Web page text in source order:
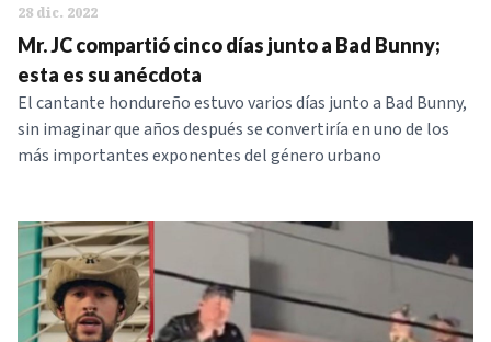
28 dic. 2022
Mr. JC compartió cinco días junto a Bad Bunny;
esta es su anécdota
El cantante hondureño estuvo varios días junto a Bad Bunny,
sin imaginar que años después se convertiría en uno de los
más importantes exponentes del género urbano